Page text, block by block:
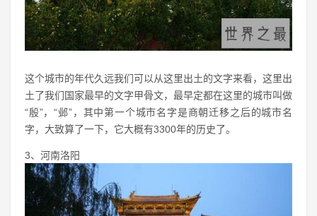
这个城市的年代久远我们可以从这里出土的文字来看，这里出
土了我们国家最早的文字甲骨文，最早定都在这里的城市叫做
“殷”，“邺”，其中第一个城市名字是商朝迁移之后的城市名
字，大致算了一下，它大概有3300年的历史了。
3、河南洛阳